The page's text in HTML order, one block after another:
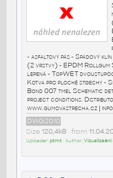
- asfaltový pás - Spádový
(2 vrstvy) - EPDM Rollgum
lepená - TopWET
Kotva pro ploché støechy -
Bond 007 tmel Schematic
project conditions.
www.gumovastrecha.cz |
DWG2010
Size 120,4kB• from
Uploader:ptmt• Author:Vizualizaèní